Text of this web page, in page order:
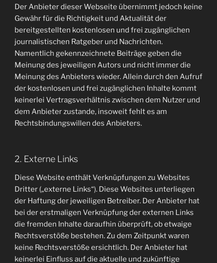
Der Anbieter dieser Webseite übernimmt jedoch keine
Gewähr für die Richtigkeit und Aktualität der
bereitgestellten kostenlosen und frei zugänglichen
journalistischen Ratgeber und Nachrichten.
Namentlich gekennzeichnete Beiträge geben die
Meinung des jeweiligen Autors und nicht immer die
Meinung des Anbieters wieder. Allein durch den Aufruf
der kostenlosen und frei zugänglichen Inhalte kommt
keinerlei Vertragsverhältnis zwischen dem Nutzer und
dem Anbieter zustande, insoweit fehlt es am
Rechtsbindungswillen des Anbieters.
2. Externe Links
Diese Website enthält Verknüpfungen zu Websites
Dritter („externe Links“). Diese Websites unterliegen
der Haftung der jeweiligen Betreiber. Der Anbieter hat
bei der erstmaligen Verknüpfung der externen Links
die fremden Inhalte daraufhin überprüft, ob etwaige
Rechtsverstöße bestehen. Zu dem Zeitpunkt waren
keine Rechtsverstöße ersichtlich. Der Anbieter hat
keinerlei Einfluss auf die aktuelle und zukünftige